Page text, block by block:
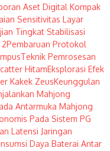
Aset Digital Kompak
Sensitivitas Layar
Tingkat Stabilisasi
Pembaruan Protokol
Teknik Pemrosesan
HitamEksplorasi Efek
Kakek ZeusKeunggulan
Mahjong
Antarmuka Mahjong
Pada Sistem PG
Latensi Jaringan
Daya Baterai Antar